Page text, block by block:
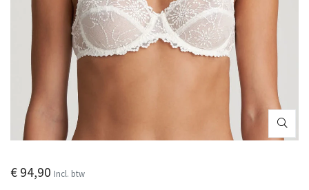
€ 94,90 Incl. btw